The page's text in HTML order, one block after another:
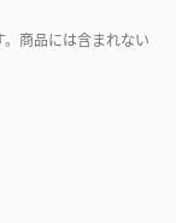
商品には含まれない